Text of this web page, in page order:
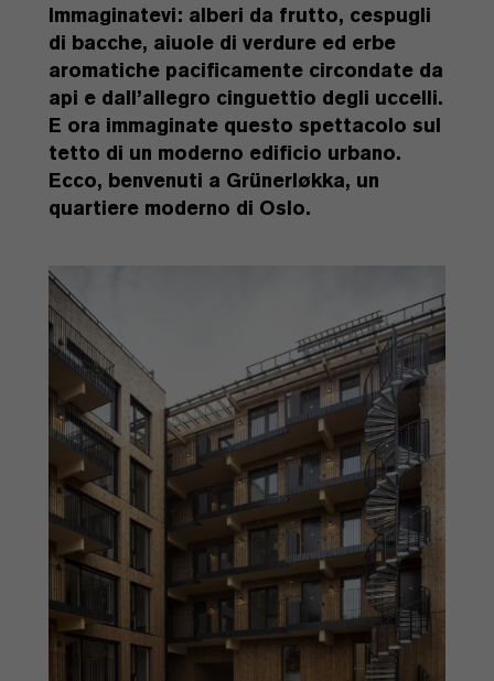
Immaginatevi: alberi da frutto, cespugli
di bacche, aiuole di verdure ed erbe
aromatiche pacificamente circondate da
api e dall’allegro cinguettio degli uccelli.
E ora immaginate questo spettacolo sul
tetto di un moderno edificio urbano.
Ecco, benvenuti a Grünerløkka, un
quartiere moderno di Oslo.